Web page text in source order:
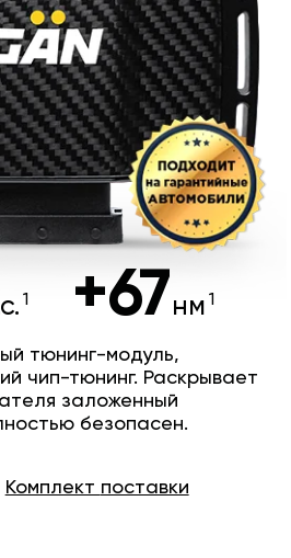
+67нм
тюнинг-модуль,
чип-тюнинг. Раскрывает
заложенный
безопасен.
Комплект поставки